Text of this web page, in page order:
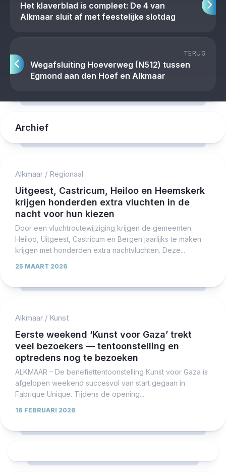
Het klaverblad is compleet: De 4 van
Alkmaar sluit af met feestelijke slotdag
TERUG
Wegafsluiting Hoeverweg (N512) tussen
Egmond aan den Hoef en Alkmaar
Archief
Alkmaar / Regionaal
Uitgeest, Castricum, Heiloo en Heemskerk
krijgen honderden extra vluchten in de
nacht voor hun kiezen
Door een vluchtroutewijziging krijgen de gemeenten
Heiloo, Uitgeest, Castricum en Bergen jaarlijks te maken
krijgen met honderden extra nachtvluchten. Deze...
25 MAART 2026
Alkmaar / Kunst
Eerste weekend ‘Kunst voor Gaza’ trekt
veel bezoekers — tentoonstelling en
optredens nog te bezoeken
ALKMAAR – De benefiettentoonstelling Kunst voor Gaza is
afgelopen weekend succesvol van start gegaan in
Fabrique Unique. Tijdens de opening...
16 FEBRUARI 2026